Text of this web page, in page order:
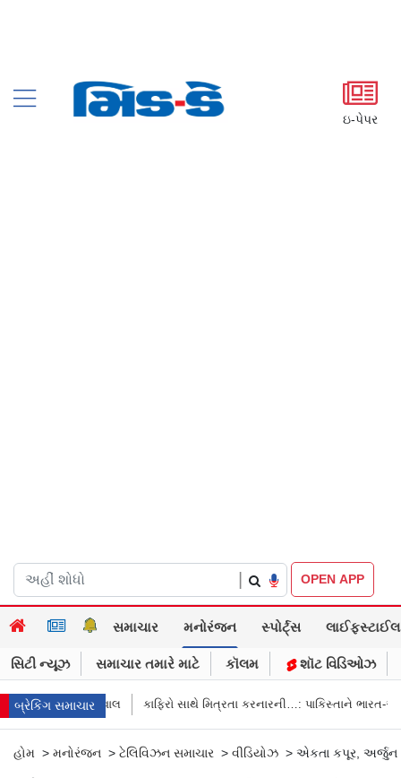
ઇ-પેપર
OPEN APP
સમાચાર મનોરંજન સ્પોર્ટ્સ લાઈફસ્ટાઈલ
સિટી ન્યૂઝ સમાચાર તમારે માટે કૉલમ શૉટ વિડિઓઝ
બ્રેકિંગ સમાચાર
સવાલ કાફિરો સાથે મિત્રતા કરનારની…: પાકિસ્તાને ભારત-
હોમ > મનોરંજન > ટેલિવિઝન સમાચાર > વીડિયોઝ > એકતા કપૂર, અર્જુન